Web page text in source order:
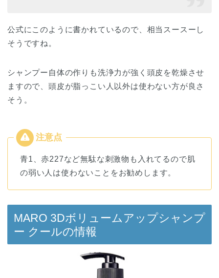
公式にこのように書かれているので、相当スースーし
そうですね。
シャンプー自体の作りも洗浄力が強く頭皮を乾燥させ
ますので、頭皮が脂っこい人以外は使わない方が良さ
そう。
青1、赤227など無駄な刺激物も入れてるので肌
の弱い人は使わないことをお勧めします。
MARO 3Dボリュームアップシャンプ
ー クールの情報